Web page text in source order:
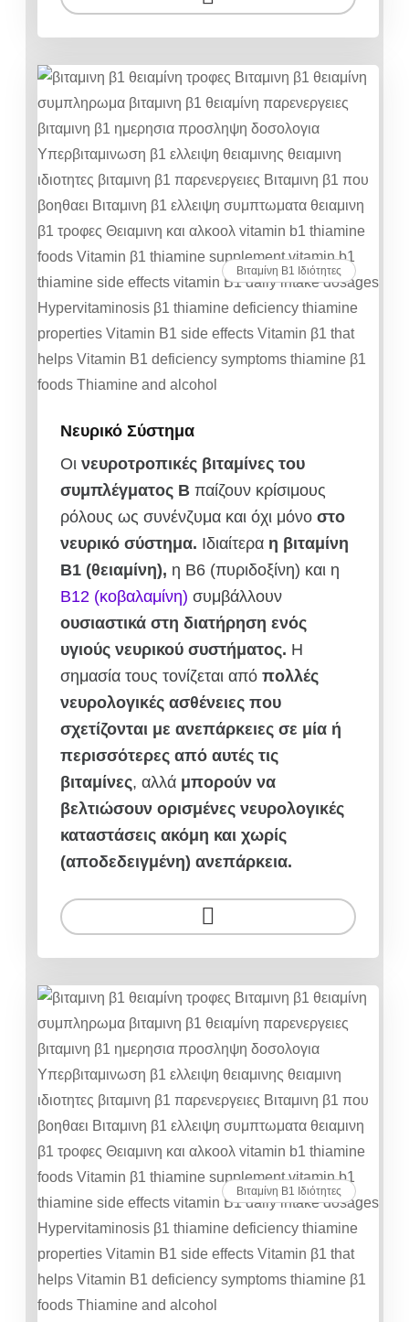
Βιταμίνη Β1 Ιδιότητες
Νευρικό Σύστημα
Οι νευροτροπικές βιταμίνες του
συμπλέγματος Β παίζουν κρίσιμους
ρόλους ως συνένζυμα και όχι μόνο στο
νευρικό σύστημα. Ιδιαίτερα η βιταμίνη
Β1 (θειαμίνη), η Β6 (πυριδοξίνη) και η
Β12 (κοβαλαμίνη) συμβάλλουν
ουσιαστικά στη διατήρηση ενός
υγιούς νευρικού συστήματος. Η
σημασία τους τονίζεται από πολλές
νευρολογικές ασθένειες που
σχετίζονται με ανεπάρκειες σε μία ή
περισσότερες από αυτές τις
βιταμίνες, αλλάμπορούν να
βελτιώσουν ορισμένες νευρολογικές
καταστάσεις ακόμη και χωρίς
(αποδεδειγμένη) ανεπάρκεια.
Βιταμίνη Β1 Ιδιότητες